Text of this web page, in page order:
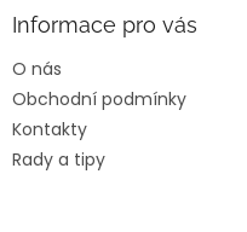
Informace pro vás
O nás
Obchodní podmínky
Kontakty
Rady a tipy